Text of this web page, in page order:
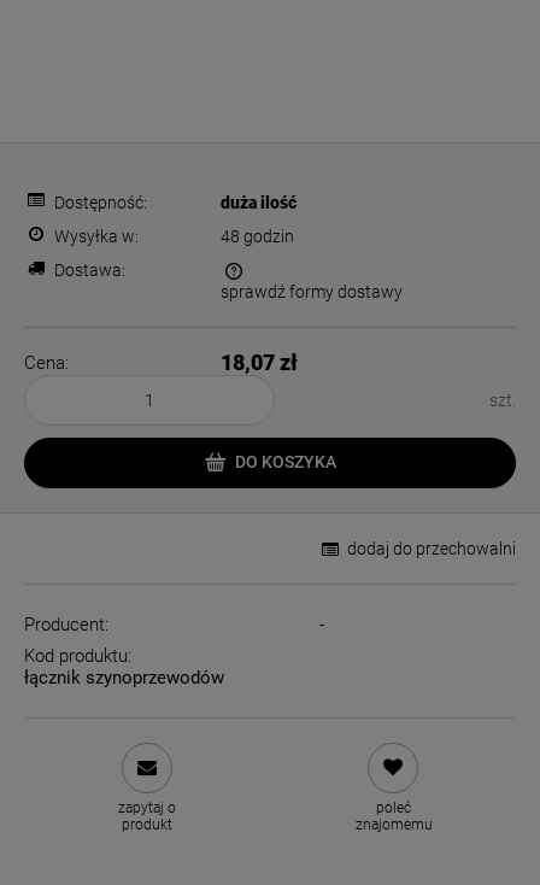
Dostępność:
duża ilość
Wysyłka w:
48 godzin
Dostawa:
Cena nie zawiera ewentualnych kosztów płatności
sprawdź formy dostawy
Cena: 18,07 zł
szt.
DO KOSZYKA
dodaj do przechowalni
Producent:
-
Kod produktu:
łącznik szynoprzewodów
zapytaj o
produkt
poleć
znajomemu